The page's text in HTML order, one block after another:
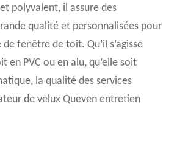
polyvalent, il assure des
qualité et personnalisées pour
fenêtre de toit. Qu’il s’agisse
en PVC ou en alu, qu’elle soit
la qualité des services
de velux Queven entretien